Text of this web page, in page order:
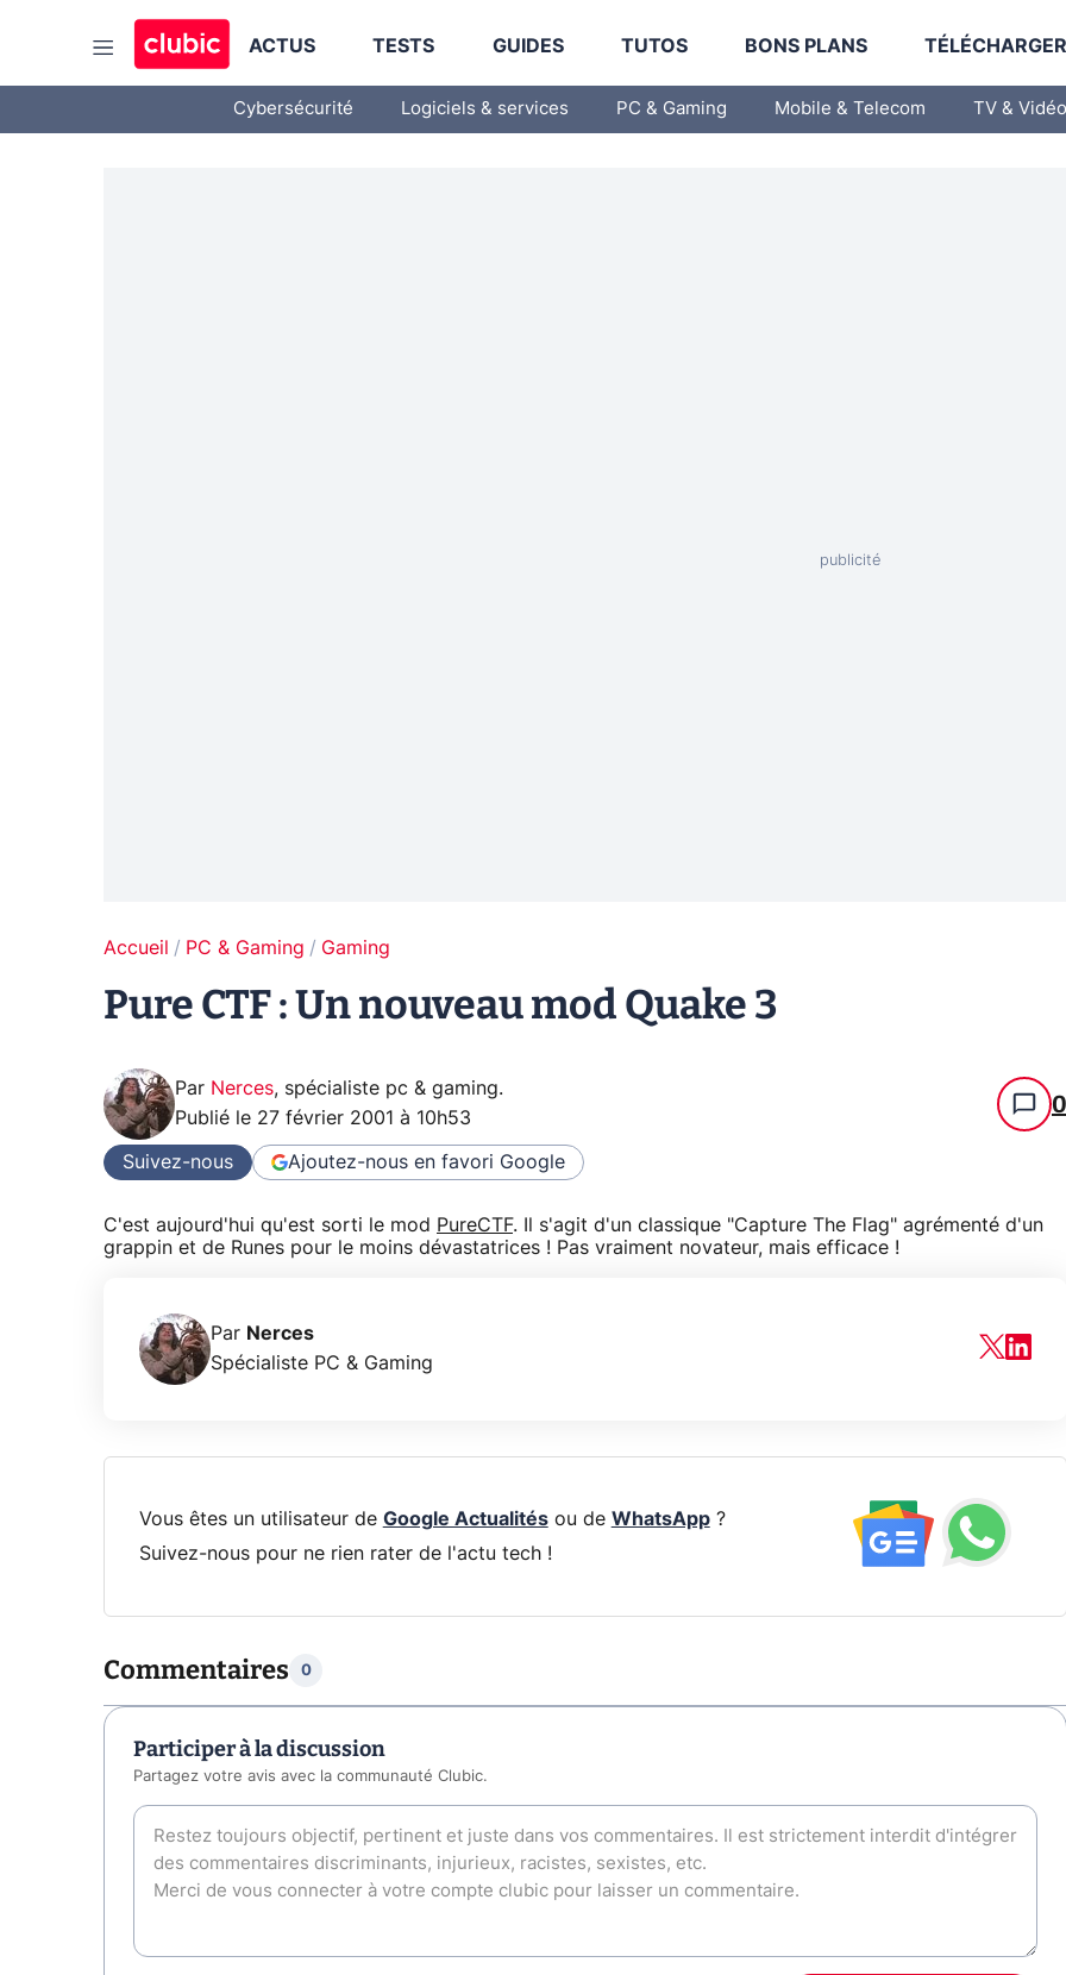
ACTUS TESTS GUIDES TUTOS BONS PLANS
Cybersécurité Logiciels & services PC & Gaming Mobile & Telecom TV & Vidéo
Accueil PC & Gaming Gaming
Pure CTF : Un nouveau mod Quake 3
Par Nerces, spécialiste pc & gaming.
Publié le 27 février 2001 à 10h53 0
Suivez-nous Ajoutez-nous en favori Google
C'est aujourd'hui qu'est sorti le mod PureCTF. Il s'agit d'un classique "Capture The Flag" agrémenté d'un
grappin et de Runes pour le moins dévastatrices ! Pas vraiment novateur, mais efficace !
Par Nerces
Spécialiste PC & Gaming
Vous êtes un utilisateur de Google Actualitésou de WhatsApp?
Suivez-nous pour ne rien rater de l'actu tech !
Commentaires 0
Participer à la discussion
Partagez votre avis avec la communauté Clubic.